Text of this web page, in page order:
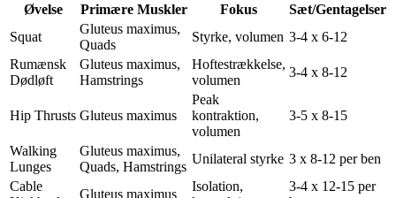
Øvelse
Primære Muskler Fokus
Sæt/Gentagelser
Squat
Gluteus maximus,
Quads
Styrke, volumen 3-4 x 6-12
Rumænsk
Dødløft
Gluteus maximus,
Hamstrings
Hoftestrækkelse,
volumen
3-4 x 8-12
Hip Thrusts Gluteus maximus
Peak
kontraktion,
volumen
3-5 x 8-15
Walking
Lunges
Gluteus maximus,
Quads, Hamstrings
Unilateral styrke 3 x 8-12 per ben
Cable
Gluteus maximus
Isolation,
3-4 x 12-15 per